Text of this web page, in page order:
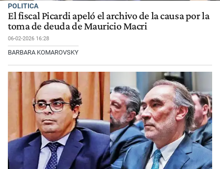
POLITICA
El fiscal Picardi apeló el archivo de la causa por la
toma de deuda de Mauricio Macri
06-02-2026 16:28
BARBARA KOMAROVSKY